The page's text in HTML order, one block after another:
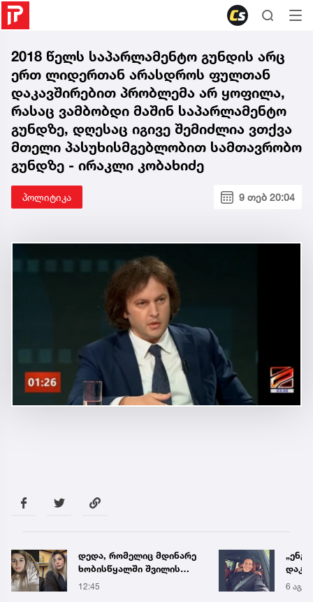
2018 წელს საპარლამენტო გუნდის არც
ერთ ლიდერთან არასდროს ფულთან
დაკავშირებით პრობლემა არ ყოფილა,
რასაც ვამბობდი მაშინ საპარლამენტო
გუნდზე, დღესაც იგივე შემიძლია ვთქვა
მთელი პასუხისმგებლობით სამთავრობო
გუნდზე - ირაკლი კობახიძე
პოლიტიკა 9 თებ 20:04
დედა, რომელიც მდინარე
ხობისწყალში შვილის
გადასარჩენად შევიდა,
12:45 6 აგვ